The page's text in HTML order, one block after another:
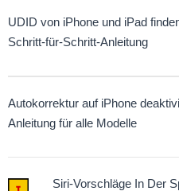
UDID von iPhone und iPad
Schritt-für-Schritt-Anleitung
Autokorrektur auf iPhone
Anleitung für alle Modelle
Siri-Vorschläge In Der